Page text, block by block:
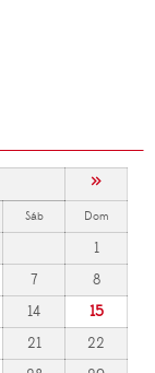
»
Sáb Dom
1
7
8
14
15
21
22